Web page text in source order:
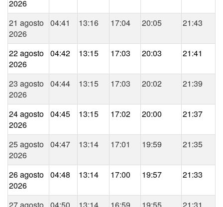
2026
21 agosto
2026
04:41 13:16 17:04 20:05 21:43
22 agosto
2026
04:42 13:15 17:03 20:03 21:41
23 agosto
2026
04:44 13:15 17:03 20:02 21:39
24 agosto
2026
04:45 13:15 17:02 20:00 21:37
25 agosto
2026
04:47 13:14 17:01 19:59 21:35
26 agosto
2026
04:48 13:14 17:00 19:57 21:33